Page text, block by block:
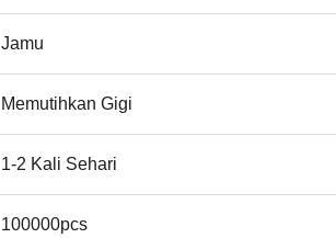
Jamu
Memutihkan Gigi
1-2 Kali Sehari
100000pcs